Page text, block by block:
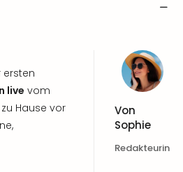
ersten
live vom
Hause vor
Von
Sophie
Redakteurin